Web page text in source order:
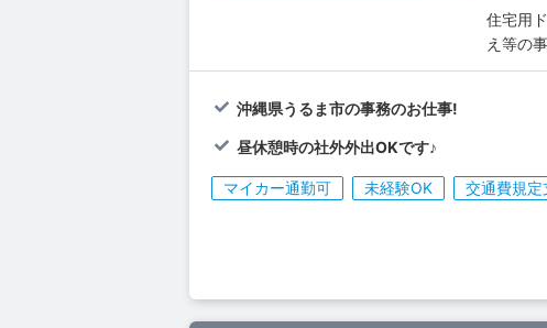
住宅用
え等の
沖縄県うるま市の事務のお仕事!
昼休憩時の社外外出OKです♪
マイカー通勤可 未経験OK 交通費規定